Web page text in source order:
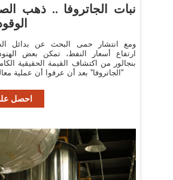
نبات الجاتروفا .. ذهب
ومع انتشار حمى البحث عن بدائل
ارتفاع أسعار النفط، تمكن بعض
بنجالور من اكتشاف القيمة الحقيقية
''الجاتروفا'' بعد أن عرفوا أن عملية
احصل